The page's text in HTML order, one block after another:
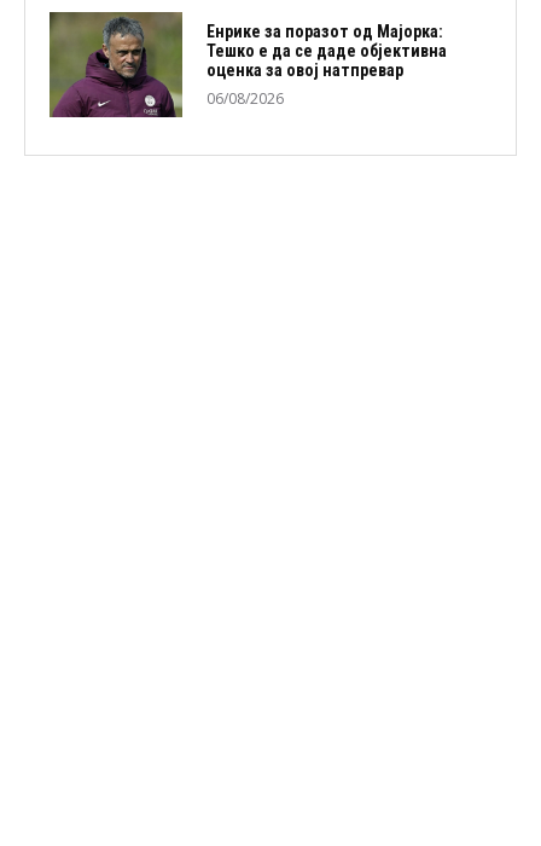
Енрике за поразот од Мајорка:
Тешко е да се даде објективна
оценка за овој натпревар
06/08/2026